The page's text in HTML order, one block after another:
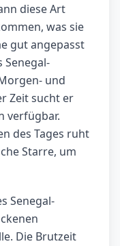
diese Art
was sie
gut angepasst
Senegal-
und
Zeit sucht er
verfügbar.
des Tages ruht
Starre, um
Senegal-
Die Brutzeit